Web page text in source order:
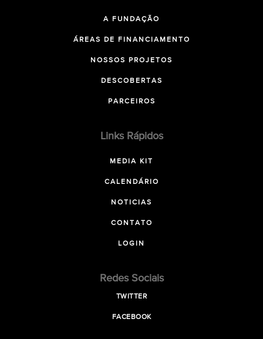
A FUNDAÇÃO
ÁREAS DE FINANCIAMENTO
NOSSOS PROJETOS
DESCOBERTAS
PARCEIROS
Links Rápidos
MEDIA KIT
CALENDÁRIO
NOTICIAS
CONTATO
LOGIN
Redes Sociais
TWITTER
FACEBOOK